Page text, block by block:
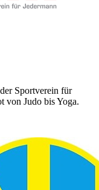
Sportverein für
von Judo bis Yoga.